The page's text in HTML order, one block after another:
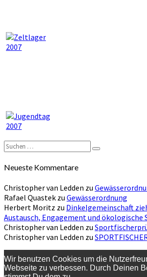
Suchen
nach:
Suchen
Neueste Kommentare
Christopher van Ledden zu
Rafael Quastek zu Gewässerordnung
Herbert Moritz zu Dinkelgemeinschaft
Austausch, Engagement und ökologische
Christopher van Ledden zu
Christopher van Ledden zu
Wir benutzen Cookies um die
Webseite zu verbessen. Durch Deinen